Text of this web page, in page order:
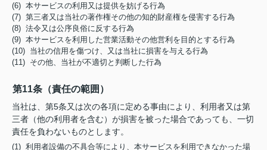
(6) 本サービスの利用又は提供を妨げる行為
(7) 第三者又は当社の著作権その他の知的財産権を侵害する行為
(8) 法令又は公序良俗に反する行為
(9) 本サービスを利用した営業活動その他営利を目的とする行為
(10) 当社の信用を傷つけ、又は当社に損害を与える行為
(11) その他、当社が不適切と判断した行為
第11条（責任の範囲）
当社は、第5条又は次の各項に定める事由により、利用者又は第
三者（他の利用者を含む）が損害を被った場合であっても、一切
責任を負わないものとします。
(1) 利用者設備の不具合等により、本サービスを利用できなかった場